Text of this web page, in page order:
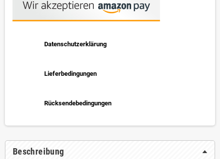
Datenschutzerklärung
Lieferbedingungen
Rücksendebedingungen
Beschreibung